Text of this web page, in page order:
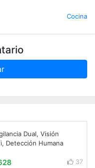
Cocina
Dual, Visión
Detección Humana
37